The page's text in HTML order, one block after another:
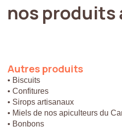
nos produits
Autres produits
• Biscuits
• Confitures
• Sirops artisanaux
• Miels de nos apiculteurs du
• Bonbons